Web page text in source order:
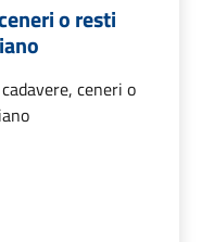
o resti
ceneri o